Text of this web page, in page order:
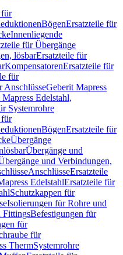
für
BögenErsatzteile für
Innenliegende
für Übergänge
lösbarErsatzteile für
KompensatorenErsatzteile für
für
AnschlüsseGeberit Mapress
Edelstahl,
Systemrohre
für
BögenErsatzteile für
Übergänge
Übergänge und
und Verbindungen,
AnschlüsseErsatzteile
EdelstahlErsatzteile für
Schutzkappen für
Isolierungen für Rohre und
FittingsBefestigungen für
für
für
ThermSystemrohre